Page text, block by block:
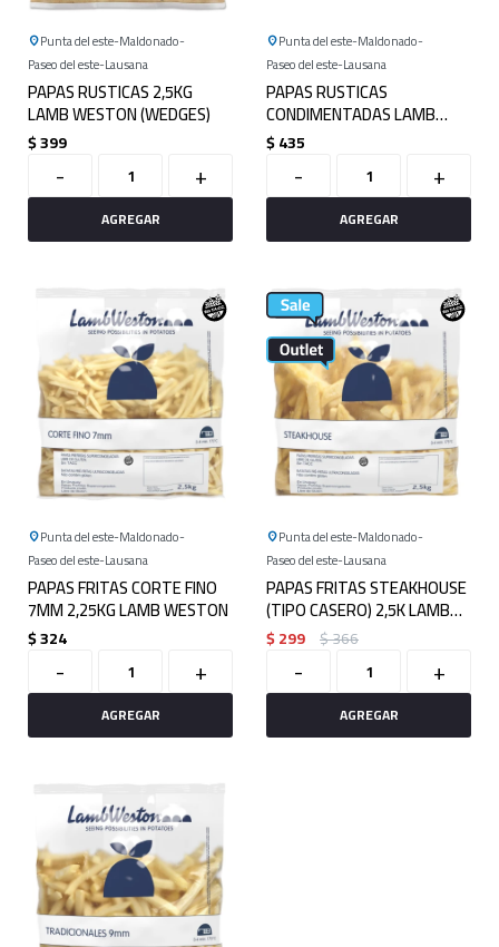
Punta del este Maldonado
Paseo del este Lausana
PAPAS RUSTICAS 2,5KG
LAMB WESTON (WEDGES)
$399
- +
Punta del este Maldonado
Paseo del este Lausana
PAPAS RUSTICAS
CONDIMENTADAS LAMB
WESTON 2KG (WEDGES)
$435
- +
Punta del este Maldonado
Paseo del este Lausana
PAPAS FRITAS CORTE FINO
7MM 2,25KG LAMB WESTON
$324
- +
Punta del este Maldonado
Paseo del este Lausana
PAPAS FRITAS STEAKHOUSE
(TIPO CASERO) 2,5K LAMB
WESTON
$299 $366
- +